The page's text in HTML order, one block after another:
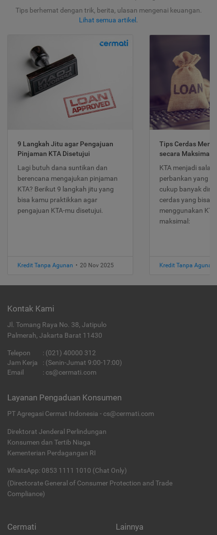
Tips berhemat dengan trik, berita, ulasan mengenai keuangan.
Lihat semua artikel .
9 Langkah Jitu agar Pengajuan
Pinjaman KTA Disetujui
Lagi butuh dana suntikan dan
berencana mengajukan pinjaman
KTA? Berikut 9 langkah jitu yang
bisa kamu praktikkan agar
pengajuan KTA-mu disetujui.
Kredit Tanpa Agunan • 20 Nov 2025
Tips Cerdas
secara Maksimal
KTA menjadi
perbankan yang
cukup banyak
cerdas yang bisa
menggunakan
maksimal:
Kredit Tanpa Agunan
Kontak Kami
Jl. Tomang Raya No. 38, Jatipulo
Palmerah, Jakarta Barat 11430
Telepon : (021) 40000 312
Jam Kerja
: (Senin-Jumat 9:00-17:00)
Email
: cs@cermati.com
Layanan Pengaduan Konsumen
PT Agregasi Cermat Indonesia - cs@cermati.com
Direktorat Jenderal Perlindungan
Konsumen dan Tertib Niaga
Kementerian Perdagangan RI
WhatsApp: 0853 1111 1010 (Chat Only)
(Directorate General of Consumer Protection and Trade
Compliance)
Cermati Lainnya